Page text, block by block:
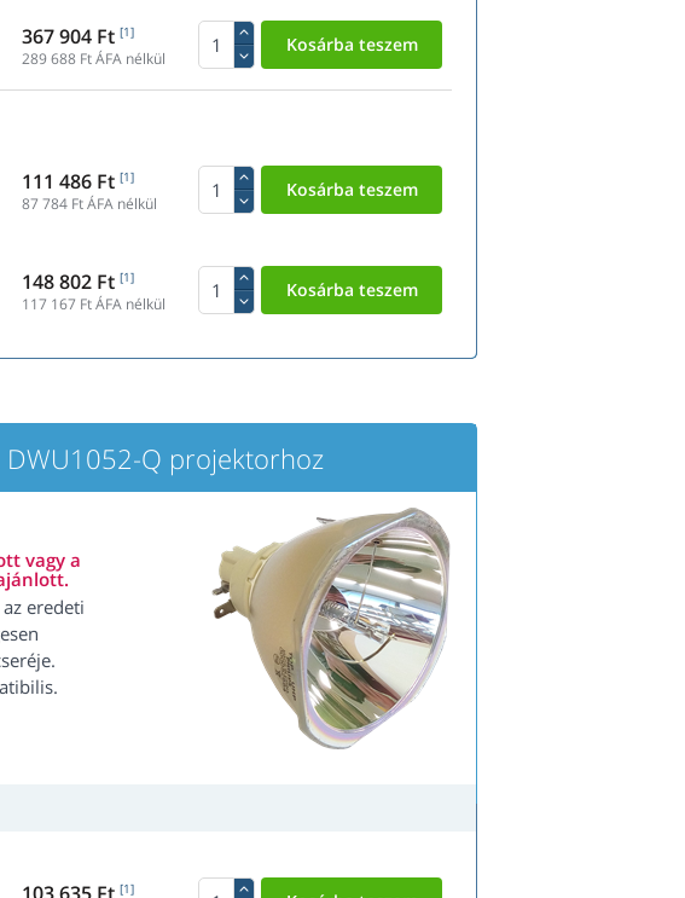
367 904 Ft [1]
289 688 Ft ÁFA nélkül
111 486 Ft [1]
87 784 Ft ÁFA nélkül
148 802 Ft [1]
117 167 Ft ÁFA nélkül
DWU1052-Q projektorhoz
vagy a
eredeti
103 635 Ft [1]